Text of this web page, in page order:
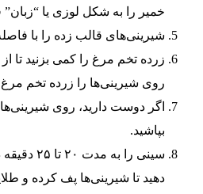
خمیر را به شکل لوزی یا “زبان”
شیرینی‌های قالب زده را با
زرده تخم مرغ را کمی بزنید تا
روی شیرینی‌ها را زرده تخم مرغ
اگر دوست دارید، روی
بپاشید.
سینی را
دهید تا شیرینی‌ها پف کرده و